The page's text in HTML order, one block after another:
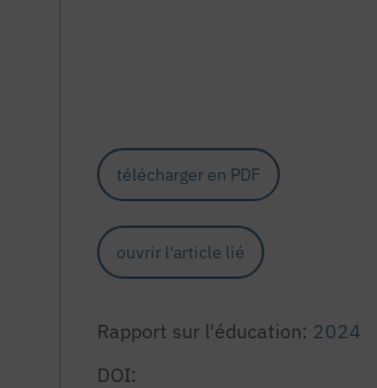
télécharger en PDF
ouvrir l'article lié
Rapport sur l'éducation: 2024
DOI: